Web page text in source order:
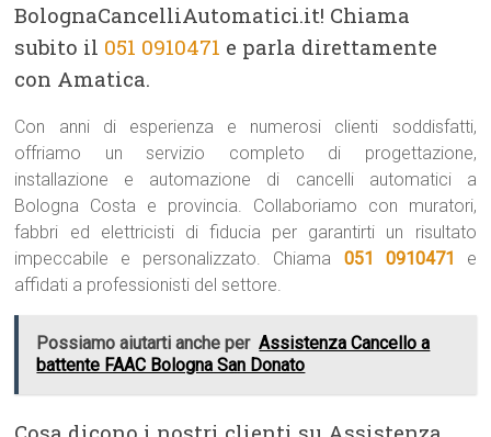
BolognaCancelliAutomatici.it! Chiama
subito il 051 0910471 e parla direttamente
con Amatica.
Con anni di esperienza e numerosi clienti soddisfatti,
offriamo un servizio completo di progettazione,
installazione e automazione di cancelli automatici a
Bologna Costa e provincia. Collaboriamo con muratori,
fabbri ed elettricisti di fiducia per garantirti un risultato
impeccabile e personalizzato. Chiama 051 0910471 e
affidati a professionisti del settore.
Possiamo aiutarti anche per Assistenza Cancello a
battente FAAC Bologna San Donato